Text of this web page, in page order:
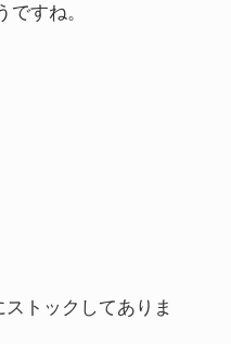
すね。
トックしてありま